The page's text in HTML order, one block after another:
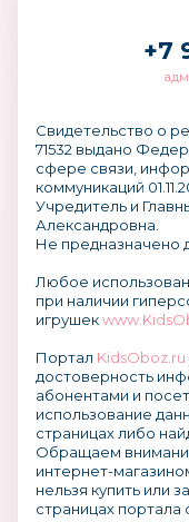
+7
Свидетельство о
71532 выдано
сфере связи,
коммуникаций
Учредитель и
Александровна.
Не предназначено
Любое
при наличии
игрушек
Портал KidsOboz.ru
достоверность
абонентами и
использование
страницах либо
Обращаем
интернет-
нельзя купить или
страницах